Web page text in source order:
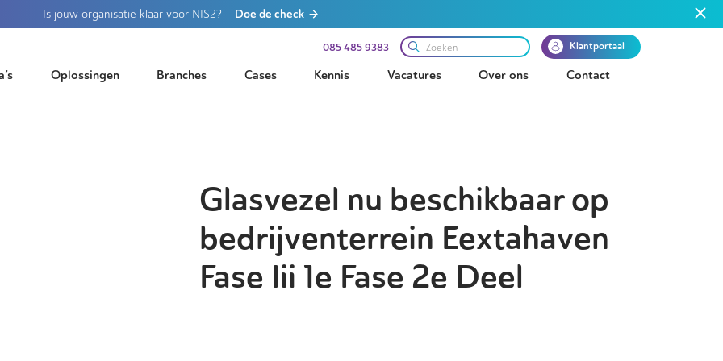
Is jouw organisatie klaar voor NIS2? Doe de check
085 485 9383 Klantportaal
Oplossingen Branches Cases Kennis Vacatures Over ons Contact
Glasvezel nu beschikbaar op
bedrijventerrein Eextahaven
Fase Iii 1e Fase 2e Deel